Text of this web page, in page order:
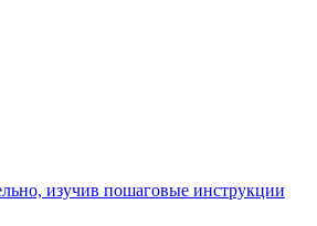
изучив пошаговые инструкции